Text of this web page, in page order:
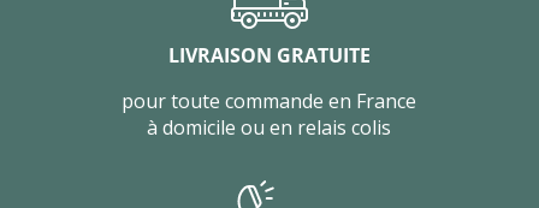
LIVRAISON GRATUITE
pour toute commande en France
à domicile ou en relais colis